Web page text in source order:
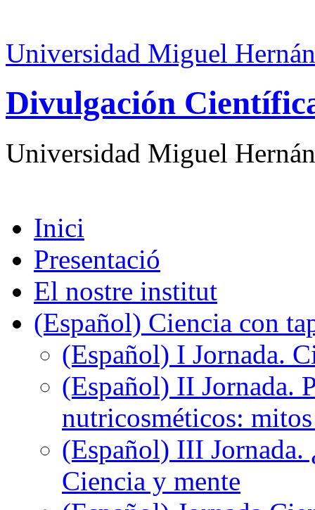
Universidad Miguel
Divulgación
Universidad Miguel
Inici
Presentació
El nostre institut
(Español) Ciencia con
(Español) I Jornada.
(Español) II Jornada.
nutricosméticos:
(Español) III Jornada.
Ciencia y mente